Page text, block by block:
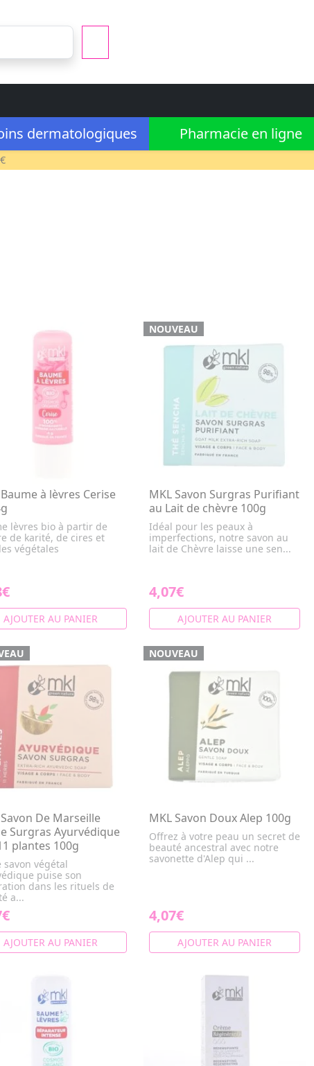
dermatologiques
Pharmacie en ligne
à lèvres Cerise
lèvres bio à partir de
de karité, de cires et
végétales
AJOUTER AU PANIER
NOUVEAU
MKL Savon Surgras Purifiant
au Lait de chèvre 100g
Idéal pour les peaux à
imperfections, notre savon au
lait de Chèvre laisse une sen...
4,07€
AJOUTER AU PANIER
De Marseille
Surgras Ayurvédique
plantes 100g
savon végétal
puise son
dans les rituels de
a...
AJOUTER AU PANIER
NOUVEAU
MKL Savon Doux Alep 100g
Offrez à votre peau un secret de
beauté ancestral avec notre
savonette d'Alep qui ...
4,07€
AJOUTER AU PANIER